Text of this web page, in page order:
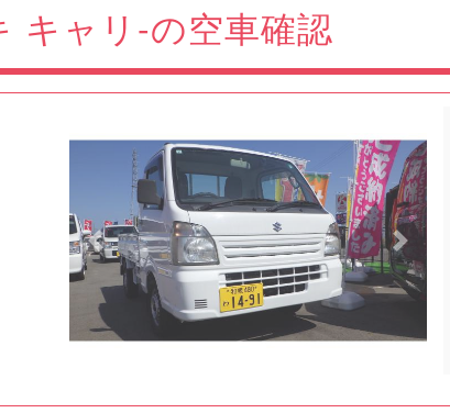
キャリ-の空車確認
Previous Next